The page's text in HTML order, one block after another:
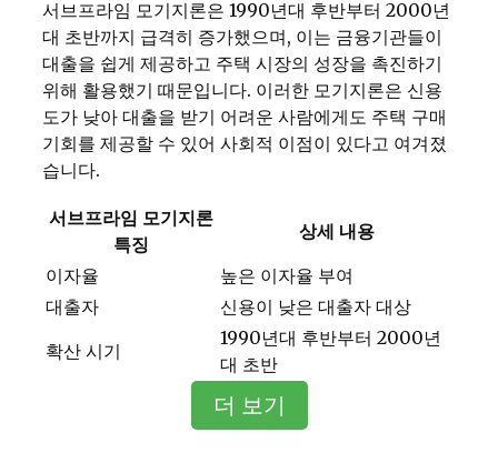
서브프라임 모기지론은 1990년대 후반부터 2000년
대 초반까지 급격히 증가했으며, 이는 금융기관들이
대출을 쉽게 제공하고 주택 시장의 성장을 촉진하기
위해 활용했기 때문입니다. 이러한 모기지론은 신용
도가 낮아 대출을 받기 어려운 사람에게도 주택 구매
기회를 제공할 수 있어 사회적 이점이 있다고 여겨졌
습니다.
서브프라임 모기지론
특징
상세 내용
이자율
높은 이자율 부여
대출자
신용이 낮은 대출자 대상
확산 시기
1990년대 후반부터 2000년
대 초반
더 보기